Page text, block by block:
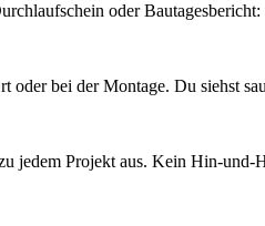
oder
oder bei der Montage. Du siehst
jedem Projekt aus. Kein Hin-